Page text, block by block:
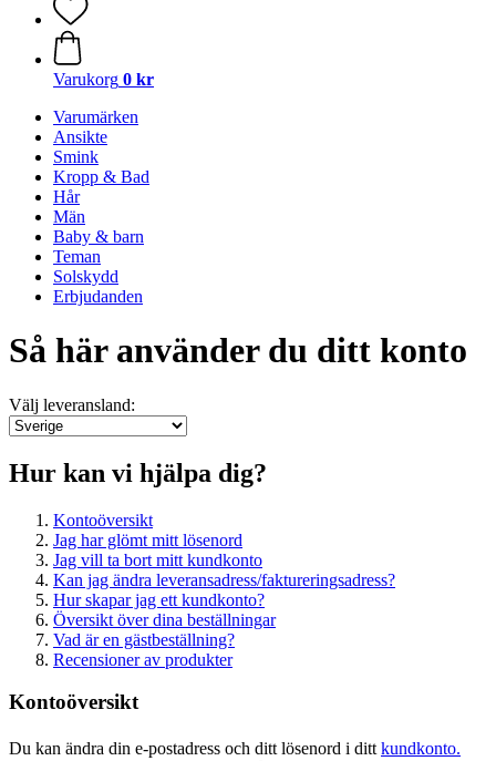
Varukorg 0 kr
Varumärken
Ansikte
Smink
Kropp & Bad
Hår
Män
Baby & barn
Teman
Solskydd
Erbjudanden
Så här använder du ditt konto
Välj leveransland:
Hur kan vi hjälpa dig?
Kontoöversikt
Jag har glömt mitt lösenord
Jag vill ta bort mitt kundkonto
Kan jag ändra leveransadress/faktureringsadress?
Hur skapar jag ett kundkonto?
Översikt över dina beställningar
Vad är en gästbeställning?
Recensioner av produkter
Kontoöversikt
Du kan ändra din e-postadress och ditt lösenord i ditt kundkonto.